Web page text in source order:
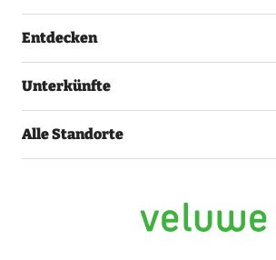
Entdecken
Unterkünfte
Alle Standorte